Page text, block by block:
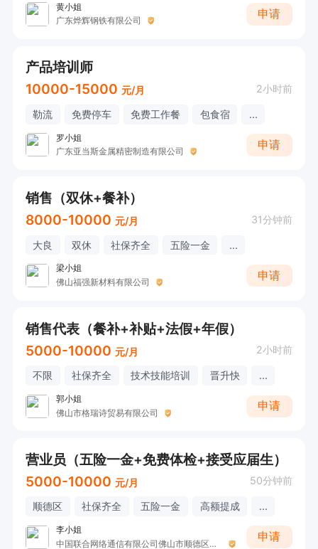
黄小姐
广东烨辉钢铁有限公司
申请
产品培训师
10000-15000 元/月 2小时前
勒流 免费停车 免费工作餐 包食宿 ...
罗小姐
广东亚当斯金属精密制造有限公司
申请
销售（双休+餐补）
8000-10000 元/月 31分钟前
大良 双休 社保齐全 五险一金 ...
梁小姐
佛山福强新材料有限公司
申请
销售代表（餐补+补贴+法假+年假）
5000-10000 元/月 2小时前
不限 社保齐全 技术技能培训 晋升快 ...
郭小姐
佛山市格瑞诗贸易有限公司
申请
营业员（五险一金+免费体检+接受应届生）
5000-10000 元/月 50分钟前
顺德区 社保齐全 五险一金 高额提成 ...
李小姐
中国联合网络通信有限公司佛山市顺德区分公司
申请